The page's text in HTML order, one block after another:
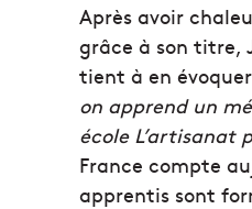
Après avoir
grâce à son titre,
tient à en
on apprend un
école L’artisanat
France compte
apprentis sont